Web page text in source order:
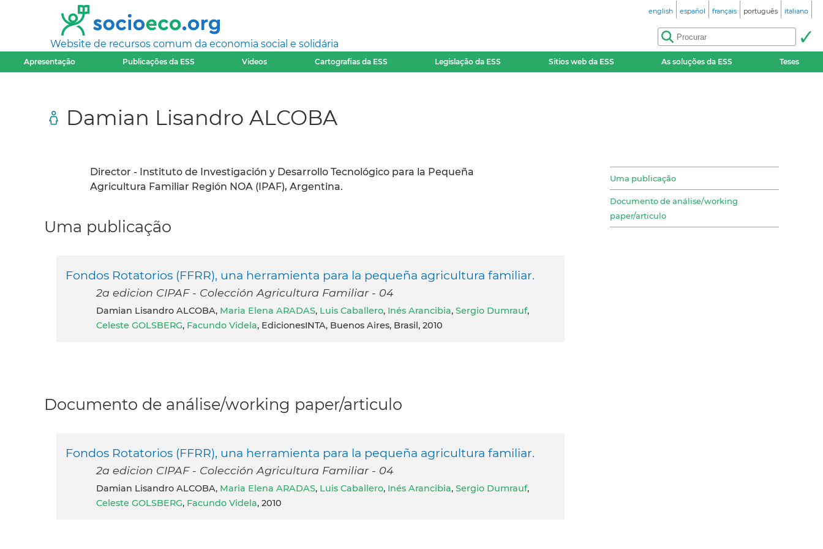
Website de recursos comum da economia social e solidária
english español français português italiano
Apresentação Publicações da ESS Videos Cartografias da ESS Legislação da ESS Sitios web da ESS As soluções da ESS Teses
Damian Lisandro ALCOBA
Director - Instituto de Investigación y Desarrollo Tecnológico para la Pequeña
Agricultura Familiar Región NOA (IPAF), Argentina.
Uma publicação
Documento de análise/working
paper/articulo
Uma publicação
Fondos Rotatorios (FFRR), una herramienta para la pequeña agricultura familiar.
2a edicion CIPAF - Colección Agricultura Familiar - 04
Damian Lisandro ALCOBA, Maria Elena ARADAS, Luis Caballero, Inés Arancibia, Sergio Dumrauf,
Celeste GOLSBERG, Facundo Videla, EdicionesINTA, Buenos Aires, Brasil, 2010
Documento de análise/working paper/articulo
Fondos Rotatorios (FFRR), una herramienta para la pequeña agricultura familiar.
2a edicion CIPAF - Colección Agricultura Familiar - 04
Damian Lisandro ALCOBA, Maria Elena ARADAS, Luis Caballero, Inés Arancibia, Sergio Dumrauf,
Celeste GOLSBERG, Facundo Videla, 2010